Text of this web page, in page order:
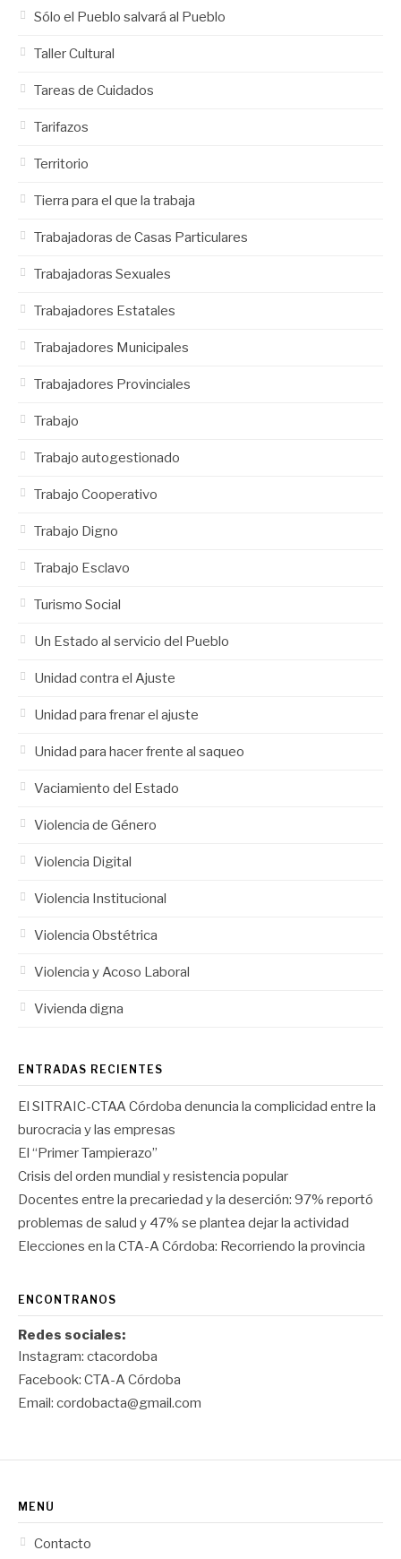
Sólo el Pueblo salvará al Pueblo
Taller Cultural
Tareas de Cuidados
Tarifazos
Territorio
Tierra para el que la trabaja
Trabajadoras de Casas Particulares
Trabajadoras Sexuales
Trabajadores Estatales
Trabajadores Municipales
Trabajadores Provinciales
Trabajo
Trabajo autogestionado
Trabajo Cooperativo
Trabajo Digno
Trabajo Esclavo
Turismo Social
Un Estado al servicio del Pueblo
Unidad contra el Ajuste
Unidad para frenar el ajuste
Unidad para hacer frente al saqueo
Vaciamiento del Estado
Violencia de Género
Violencia Digital
Violencia Institucional
Violencia Obstétrica
Violencia y Acoso Laboral
Vivienda digna
ENTRADAS RECIENTES
El SITRAIC-CTAA Córdoba denuncia la complicidad entre la
burocracia y las empresas
El “Primer Tampierazo”
Crisis del orden mundial y resistencia popular
Docentes entre la precariedad y la deserción: 97% reportó
problemas de salud y 47% se plantea dejar la actividad
Elecciones en la CTA-A Córdoba: Recorriendo la provincia
ENCONTRANOS
Redes sociales:
Instagram: ctacordoba
Facebook: CTA-A Córdoba
Email: cordobacta@gmail.com
MENÚ
Contacto